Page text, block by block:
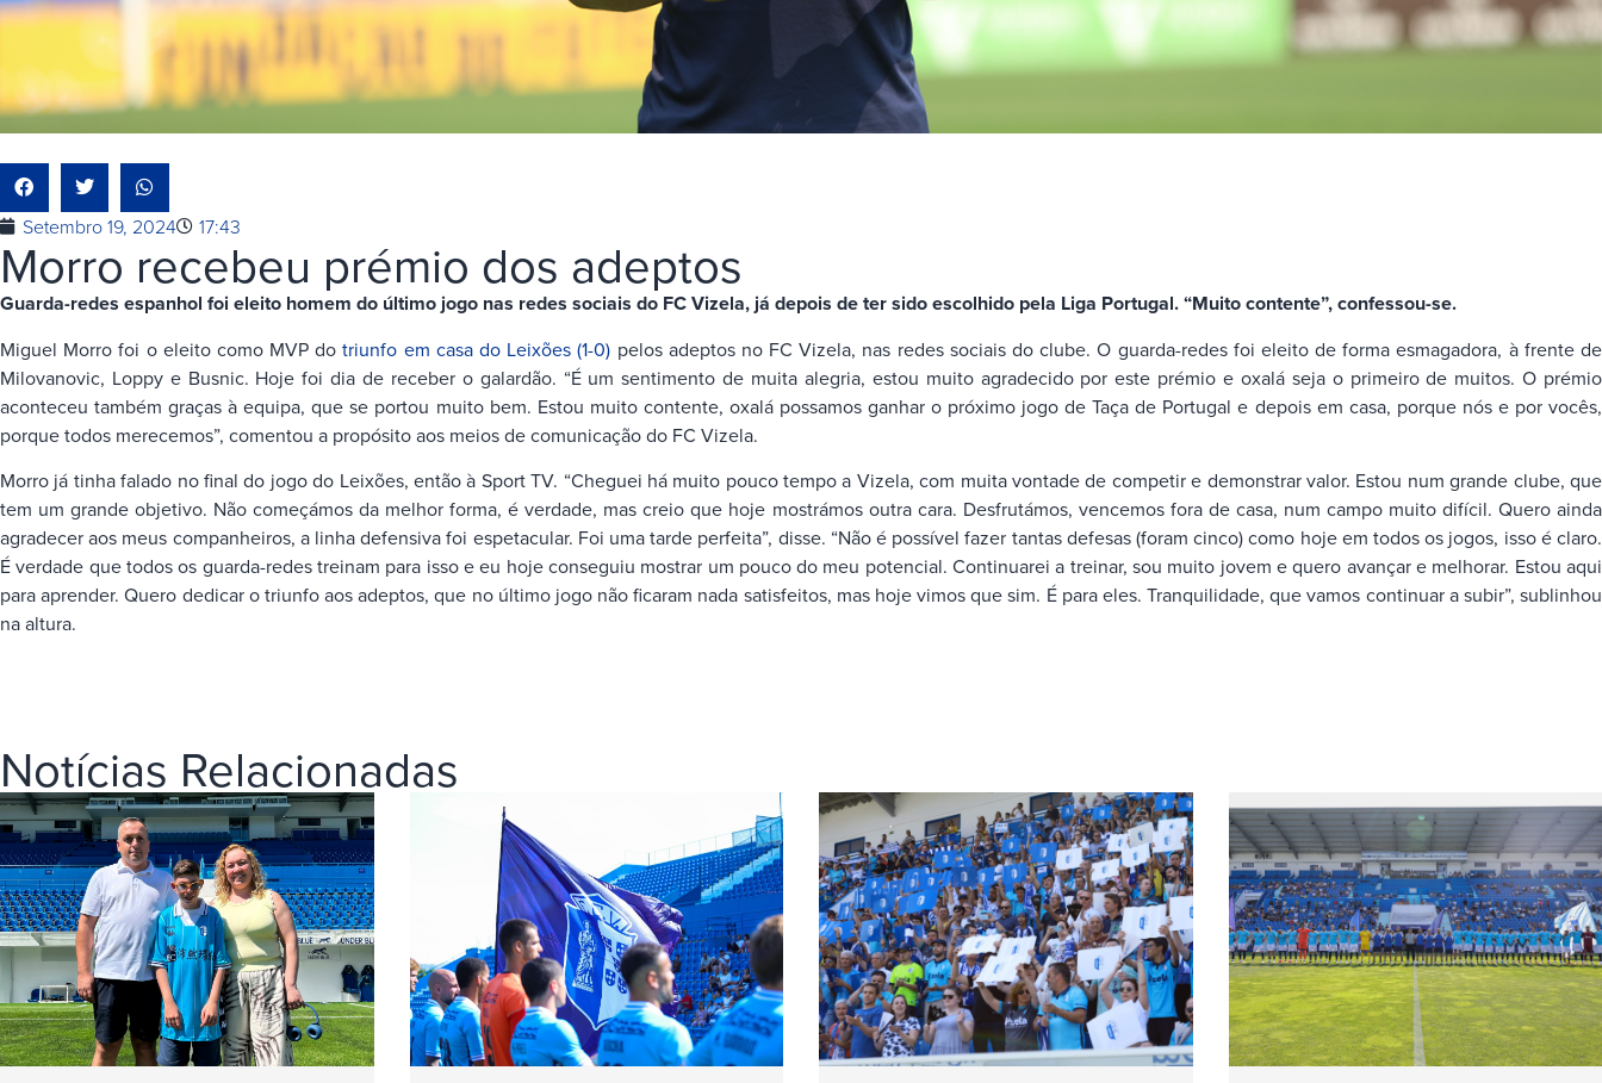
Setembro 19, 2024 17:43
Morro recebeu prémio dos adeptos
Guarda-redes espanhol foi eleito homem do último jogo nas redes sociais do FC Vizela, já depois de ter sido escolhido pela Liga Portugal. “Muito contente”, confessou-se.
Miguel Morro foi o eleito como MVP dotriunfo em casa do Leixões (1-0) pelos adeptos no FC Vizela, nas redes sociais do clube. O guarda-redes foi eleito de forma esmagadora, à frente de
Milovanovic, Loppy e Busnic. Hoje foi dia de receber o galardão. “É um sentimento de muita alegria, estou muito agradecido por este prémio e oxalá seja o primeiro de muitos. O prémio
aconteceu também graças à equipa, que se portou muito bem. Estou muito contente, oxalá possamos ganhar o próximo jogo de Taça de Portugal e depois em casa, porque nós e por vocês,
porque todos merecemos”, comentou a propósito aos meios de comunicação do FC Vizela.
Morro já tinha falado no final do jogo do Leixões, então à Sport TV. “Cheguei há muito pouco tempo a Vizela, com muita vontade de competir e demonstrar valor. Estou num grande clube, que
tem um grande objetivo. Não começámos da melhor forma, é verdade, mas creio que hoje mostrámos outra cara. Desfrutámos, vencemos fora de casa, num campo muito difícil. Quero ainda
agradecer aos meus companheiros, a linha defensiva foi espetacular. Foi uma tarde perfeita”, disse. “Não é possível fazer tantas defesas (foram cinco) como hoje em todos os jogos, isso é claro.
É verdade que todos os guarda-redes treinam para isso e eu hoje conseguiu mostrar um pouco do meu potencial. Continuarei a treinar, sou muito jovem e quero avançar e melhorar. Estou aqui
para aprender. Quero dedicar o triunfo aos adeptos, que no último jogo não ficaram nada satisfeitos, mas hoje vimos que sim. É para eles. Tranquilidade, que vamos continuar a subir”, sublinhou
na altura.
Notícias Relacionadas